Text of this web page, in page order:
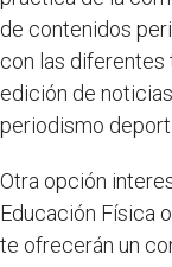
de contenidos
con las
edición de
periodismo
Otra opción
Educación Física
te ofrecerán un